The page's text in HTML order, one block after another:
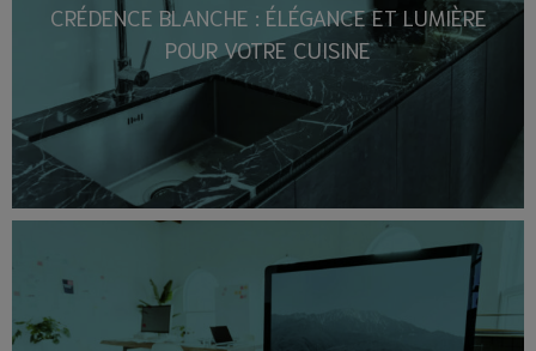
CRÉDENCE BLANCHE : ÉLÉGANCE ET LUMIÈRE
POUR VOTRE CUISINE